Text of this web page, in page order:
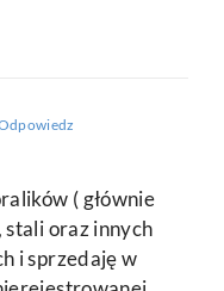
( głównie
stali oraz innych
i sprzedaję w